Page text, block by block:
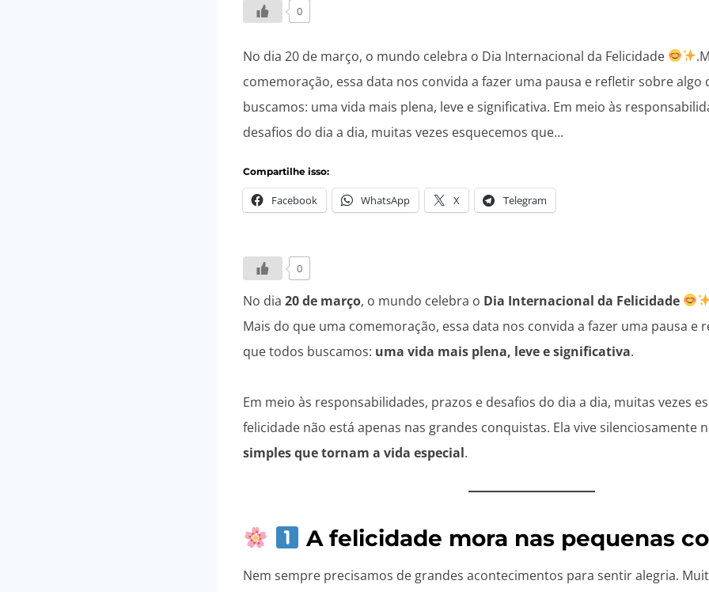
Angela
Gerhardt
0
No dia 20 de março, o mundo celebra o Dia Internacional da Felicidade
comemoração, essa data nos convida a fazer uma pausa e refletir sobre algo
buscamos: uma vida mais plena, leve e significativa. Em meio às
desafios do dia a dia, muitas vezes esquecemos que…
Compartilhe isso:
Facebook WhatsApp X Telegram
0
No dia 20 de março, o mundo celebra o Dia Internacional da Felicidade
Mais do que uma comemoração, essa data nos convida a fazer uma pausa e
que todos buscamos: uma vida mais plena, leve e significativa.
Em meio às responsabilidades, prazos e desafios do dia a dia, muitas vezes
felicidade não está apenas nas grandes conquistas. Ela vive silenciosamente
simples que tornam a vida especial.
A felicidade mora nas pequenas
Nem sempre precisamos de grandes acontecimentos para sentir alegria.